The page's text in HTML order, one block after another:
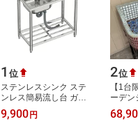
1 位
ステンレスシンク ステ
ンレス簡易流し台 ガー
デンシンク 屋外 RC-
C750 [約幅77x奥行40x
9,900 円
2位
【1台
ーデン
ンク
レトロ